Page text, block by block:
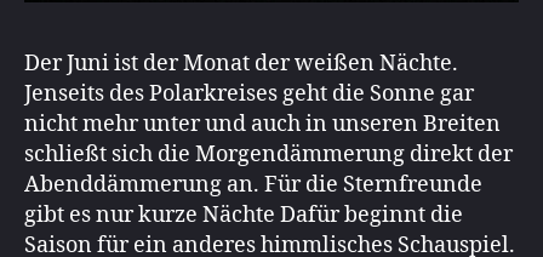
Der Juni ist der Monat der weißen Nächte.
Jenseits des Polarkreises geht die Sonne gar
nicht mehr unter und auch in unseren Breiten
schließt sich die Morgendämmerung direkt der
Abenddämmerung an. Für die Sternfreunde
gibt es nur kurze Nächte Dafür beginnt die
Saison für ein anderes himmlisches Schauspiel.